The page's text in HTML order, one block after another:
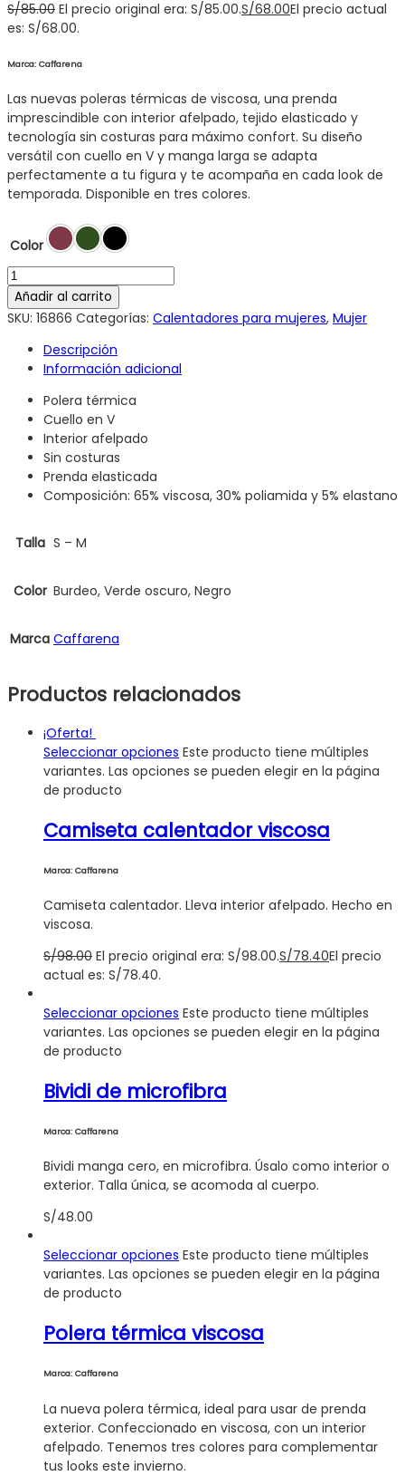
S/85.00 El precio original era: S/85.00.S/68.00El precio actual
es: S/68.00.
Marca: Caffarena
Las nuevas poleras térmicas de viscosa, una prenda
imprescindible con interior afelpado, tejido elasticado y
tecnología sin costuras para máximo confort. Su diseño
versátil con cuello en V y manga larga se adapta
perfectamente a tu figura y te acompaña en cada look de
temporada. Disponible en tres colores.
Color
Añadir al carrito
SKU: 16866 Categorías: Calentadores para mujeres, Mujer
Descripción
Información adicional
Polera térmica
Cuello en V
Interior afelpado
Sin costuras
Prenda elasticada
Composición: 65% viscosa, 30% poliamida y 5% elastano
Talla S – M
Color Burdeo, Verde oscuro, Negro
Marca Caffarena
Productos relacionados
¡Oferta!
Seleccionar opciones Este producto tiene múltiples
variantes. Las opciones se pueden elegir en la página
de producto
Camiseta calentador viscosa
Marca: Caffarena
Camiseta calentador. Lleva interior afelpado. Hecho en
viscosa.
S/98.00 El precio original era: S/98.00.S/78.40El precio
actual es: S/78.40.
Seleccionar opciones Este producto tiene múltiples
variantes. Las opciones se pueden elegir en la página
de producto
Bividi de microfibra
Marca: Caffarena
Bividi manga cero, en microfibra. Úsalo como interior o
exterior. Talla única, se acomoda al cuerpo.
S/48.00
Seleccionar opciones Este producto tiene múltiples
variantes. Las opciones se pueden elegir en la página
de producto
Polera térmica viscosa
Marca: Caffarena
La nueva polera térmica, ideal para usar de prenda
exterior. Confeccionado en viscosa, con un interior
afelpado. Tenemos tres colores para complementar
tus looks este invierno.